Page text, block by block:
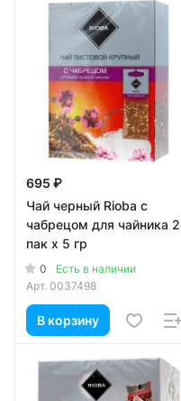
695 ₽
Чай черный Rioba с
чабрецом для чайника
пак х 5 гр
0
Есть в наличии
Арт. 0037498
В корзину